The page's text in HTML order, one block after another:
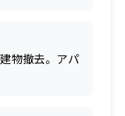
物撤去。アパ